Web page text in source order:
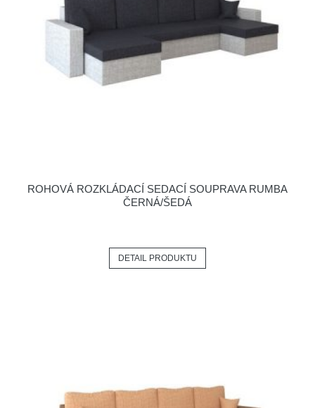
ROHOVÁ ROZKLÁDACÍ SEDACÍ SOUPRAVA RUMBA
ČERNÁ/ŠEDÁ
DETAIL PRODUKTU